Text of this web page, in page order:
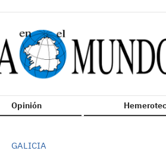
Opinión
GALICIA